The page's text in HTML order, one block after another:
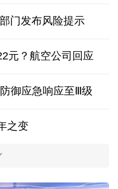
门发布风险提示
元？航空公司回应
御应急响应至Ⅲ级
之变
拳”